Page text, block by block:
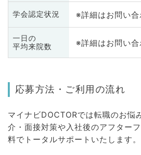
学会認定状況 ※詳細はお問い
一日の
平均来院数
※詳細はお問い
応募方法・ご利用の流れ
マイナビDOCTORでは転職のお悩
介・面接対策や入社後のアフター
料でトータルサポートいたします。